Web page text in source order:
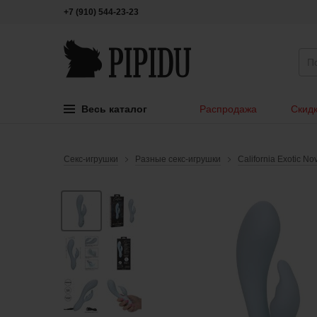
+7 (910) 544-23-23
Весь каталог Распродажа
Секс-игрушки Разные секс-игрушки California Exotic